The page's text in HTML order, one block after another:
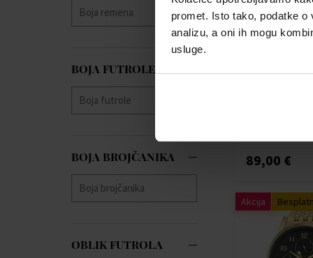
promet. Isto tako, podatke
analizu, a oni ih mogu
usluge.
BOJA FUTROLE
BOJA BROJČANIKA
OBLIK FUTROLA
Black - Sat
89,00 €
Akcija